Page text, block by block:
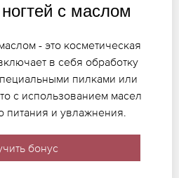
с маслом
- это косметическая
в себя обработку
пилками или
с использованием масел
питания и увлажнения.
бонус